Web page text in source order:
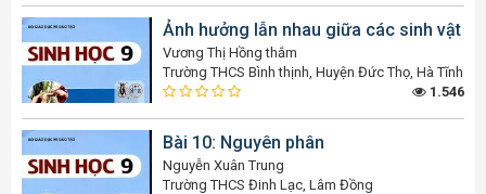
Ảnh hưởng lẫn nhau giữa các sinh vật
Vương Thị Hồng thắm
Trường THCS Bình thịnh, Huyện Đức Thọ, Hà Tĩnh
1.546
Bài 10: Nguyên phân
Nguyễn Xuân Trung
Trường THCS Đinh Lạc, Lâm Đồng